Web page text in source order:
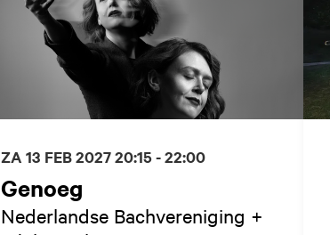
Genoeg
Nederlandse Bachvereniging +
ZA 13 FEB 202720:15 - 22:00